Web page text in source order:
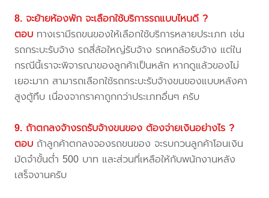
8. จะย้ายห้องพัก จะเลือกใช้บริการรถแบบไหนดี ?
ตอบ ทางเรามีรถขนของให้เลือกใช้บริการหลายประเภท เช่น
รถกระบะรับจ้าง รถสี่ล้อใหญ่รับจ้าง รถหกล้อรับจ้าง แต่ใน
กรณีนี้เราจะพิจารณาของลูกค้าเป็นหลัก หากดูแล้วของไม่
เยอะมาก สามารถเลือกใช้รถกระบะรับจ้างขนของแบบหลังคา
สูงตู้ทึบ เนื่องจากราคาถูกกว่าประเภทอื่นๆ ครับ
9. ถ้าตกลงจ้างรถรับจ้างขนของ ต้องจ่ายเงินอย่างไร ?
ตอบ ถ้าลูกค้าตกลงจองรถขนของ จะรบกวนลูกค้าโอนเงิน
มัดจำขั้นต่ำ 500 บาท และส่วนที่เหลือให้กับพนักงานหลัง
เสร็จงานครับ